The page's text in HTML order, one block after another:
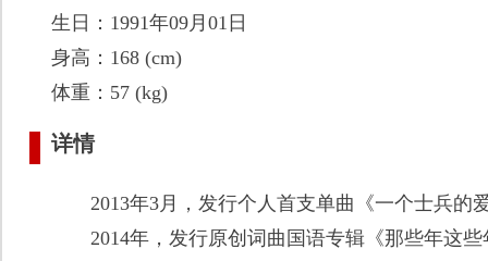
生日：1991年09月01日
身高：168 (cm)
体重：57 (kg)
详情
2013年3月，发行个人首支单曲《一个士兵的
2014年，发行原创词曲国语专辑《那些年这些